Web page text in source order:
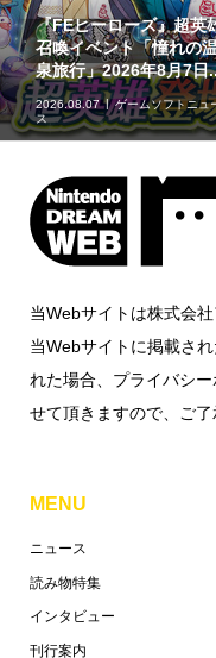
『FEヒーローズ』超英
召喚イベント「憧れの
泉旅行」2026年8月7日
2026.08.07
ゲームソフトニュ
ス
当Webサイトは株式会
当Webサイトに掲載さ
れた場合、プライバシ
せて頂きますので、ご了
MENU
ニュース
読み物特集
インタビュー
刊行案内